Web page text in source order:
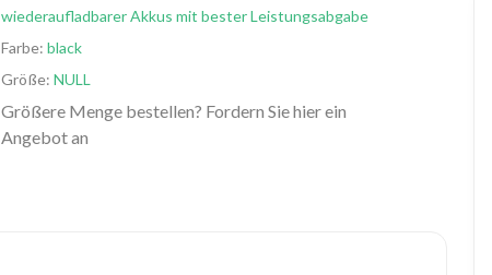
wiederaufladbarer Akkus mit bester Leistungsabgabe
Farbe: black
Größe: NULL
Größere Menge bestellen? Fordern Sie hier ein
Angebot an